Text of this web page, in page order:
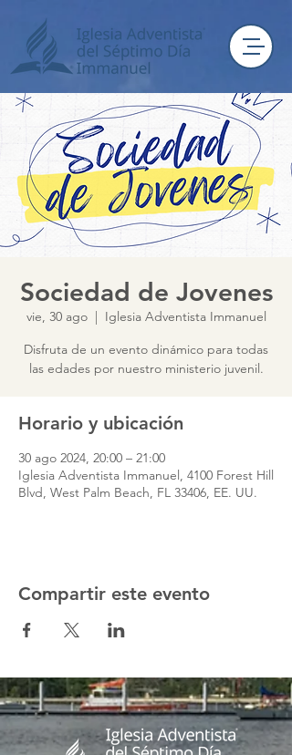
Sociedad de Jovenes
vie, 30 ago
  |
Iglesia Adventista Immanuel
Disfruta de un evento dinámico para todas
las edades por nuestro ministerio juvenil.
Horario y ubicación
30 ago 2024, 20:00 – 21:00
Iglesia Adventista Immanuel, 4100 Forest Hill
Blvd, West Palm Beach, FL 33406, EE. UU.
Compartir este evento